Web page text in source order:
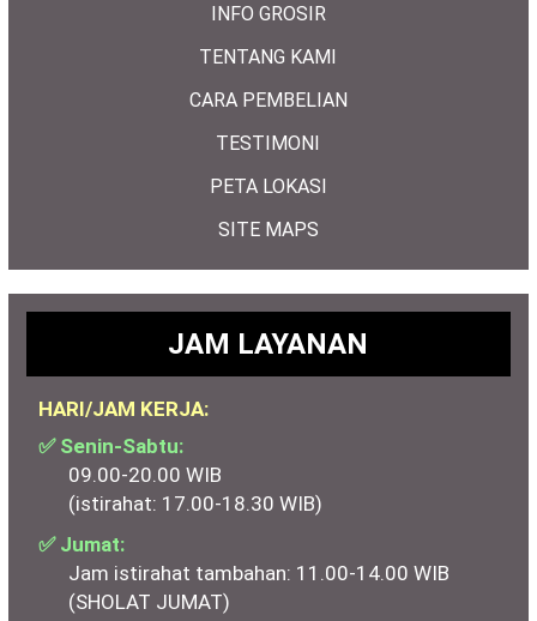
INFO GROSIR
TENTANG KAMI
CARA PEMBELIAN
TESTIMONI
PETA LOKASI
SITE MAPS
JAM LAYANAN
HARI/JAM KERJA:
✅ Senin-Sabtu:
09.00-20.00 WIB
(istirahat: 17.00-18.30 WIB)
✅ Jumat:
Jam istirahat tambahan: 11.00-14.00 WIB
(SHOLAT JUMAT)